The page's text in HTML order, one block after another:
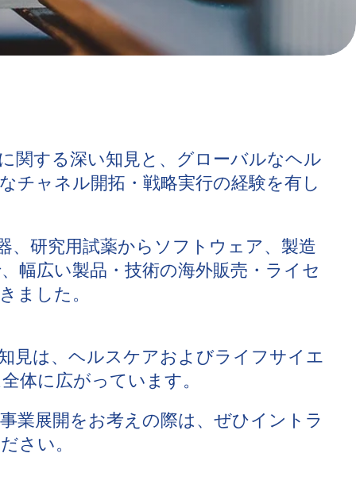
関する深い知見と、グローバルなヘル
チャネル開拓・戦略実行の経験を有し
、研究用試薬からソフトウェア、製造
幅広い製品・技術の海外販売・ライセ
ました。
見は、ヘルスケアおよびライフサイエ
体に広がっています。
業展開をお考えの際は、ぜひイントラ
さい。